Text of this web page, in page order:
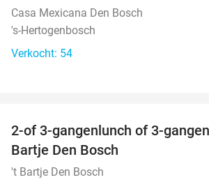
Casa Mexicana Den Bosch
's-Hertogenbosch
Verkocht: 54
2-of 3-gangenlunch of 3-
Bartje Den Bosch
't Bartje Den Bosch